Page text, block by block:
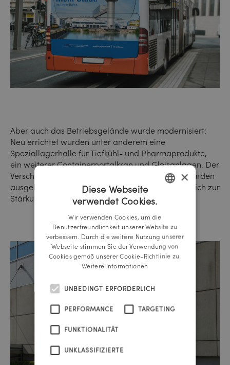
Aber auch das Betriebsgelände wurde modernisiert:
Neu errichtet wurden unter anderem eine
Speziallagerhalle für Tiefkühl- und Pharmaprodukte,
ein weiterer Containerportalkran und Gleisanlagen. Der
Verschiebebahnhof und der Containerterminal wurden
ausgebaut und elektrifiziert. All dies trägt wesentlich zur
Stärkung des Logistik-Standortes bei.
GERMAN
×
Diese Webseite
verwendet Cookies.
Wir verwenden Cookies, um die
Benutzerfreundlichkeit unserer Website zu
verbessern. Durch die weitere Nutzung unserer
Webseite stimmen Sie der Verwendung von
Cookies gemäß unserer Cookie-Richtlinie zu.
Weitere Informationen
UNBEDINGT ERFORDERLICH
PERFORMANCE TARGETING
FUNKTIONALITÄT
UNKLASSIFIZIERTE